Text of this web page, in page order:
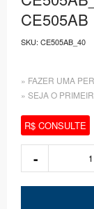
CE505AB
SKU: CE505AB_40
» FAZER UMA
» SEJA O
R$ CONSULTE